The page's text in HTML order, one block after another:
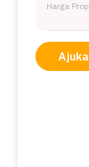
Harga